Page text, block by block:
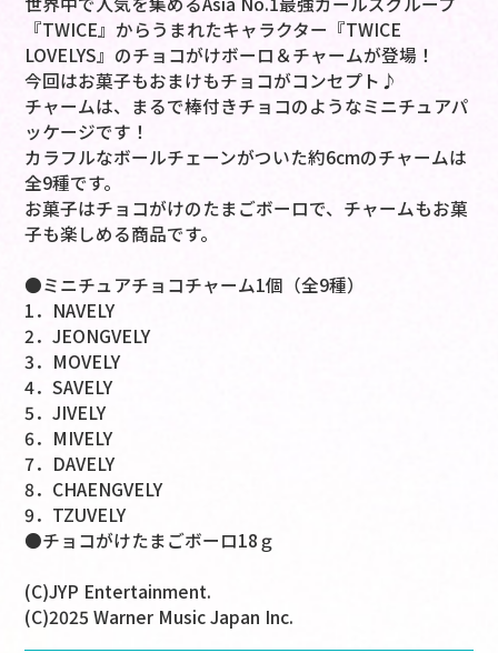
『TWICE』からうまれたキャラクター『TWICE
LOVELYS』のチョコがけボーロ＆チャームが登場！
今回はお菓子もおまけもチョコがコンセプト♪
チャームは、まるで棒付きチョコのようなミニチュアパ
ッケージです！
カラフルなボールチェーンがついた約6cmのチャームは
全9種です。
お菓子はチョコがけのたまごボーロで、チャームもお菓
子も楽しめる商品です。
●ミニチュアチョコチャーム1個（全9種）
1．NAVELY
2．JEONGVELY
3．MOVELY
4．SAVELY
5．JIVELY
6．MIVELY
7．DAVELY
8．CHAENGVELY
9．TZUVELY
●チョコがけたまごボーロ18ｇ
(C)JYP Entertainment.
(C)2025 Warner Music Japan Inc.